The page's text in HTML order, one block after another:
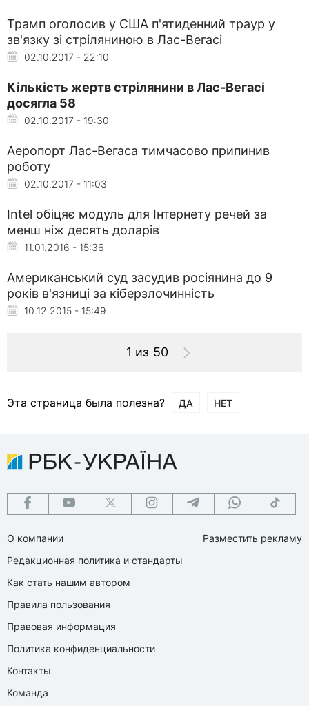
Трамп оголосив у США п'ятиденний траур у
зв'язку зі стріляниною в Лас-Вегасі
02.10.2017 - 22:10
Кількість жертв стрілянини в Лас-Вегасі
досягла 58
02.10.2017 - 19:30
Аеропорт Лас-Вегаса тимчасово припинив
роботу
02.10.2017 - 11:03
Intel обіцяє модуль для Інтернету речей за
менш ніж десять доларів
11.01.2016 - 15:36
Американський суд засудив росіянина до 9
років в'язниці за кіберзлочинність
10.12.2015 - 15:49
1 из 50
Эта страница была полезна? ДА НЕТ
О компании
Редакционная политика и стандарты
Как стать нашим автором
Правила пользования
Правовая информация
Политика конфиденциальности
Контакты
Команда
Разместить рекламу